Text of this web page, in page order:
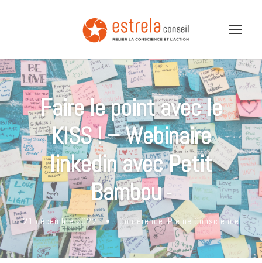
Faire le point avec le
KISS ! – Webinaire
linkedin avec Petit
Bambou-
21 décembre 2022 • Conférence, Pleine Conscience